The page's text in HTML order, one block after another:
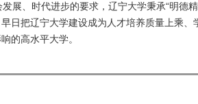
展、时代进步的要求，辽宁大学秉承“明德
日把辽宁大学建设成为人才培养质量上乘、
的高水平大学。